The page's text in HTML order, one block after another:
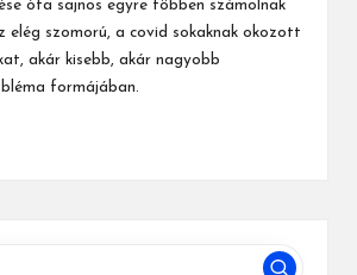
óta sajnos egyre többen számolnak
elég szomorú, a covid sokaknak okozott
akár kisebb, akár nagyobb
formájában.